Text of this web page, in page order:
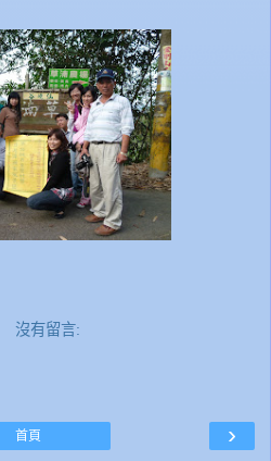
沒有留言:
›
首頁